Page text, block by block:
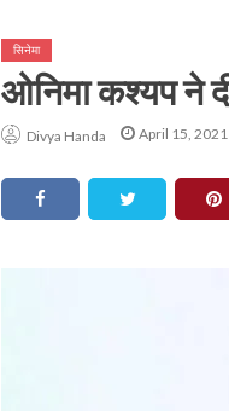
सिनेमा
ओनिमा कश्यप ने
Divya Handa April 15, 2021